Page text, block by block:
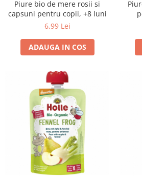
Piure bio de mere rosii si
capsuni pentru copii, +8 luni
6,99 Lei
ADAUGA IN COS